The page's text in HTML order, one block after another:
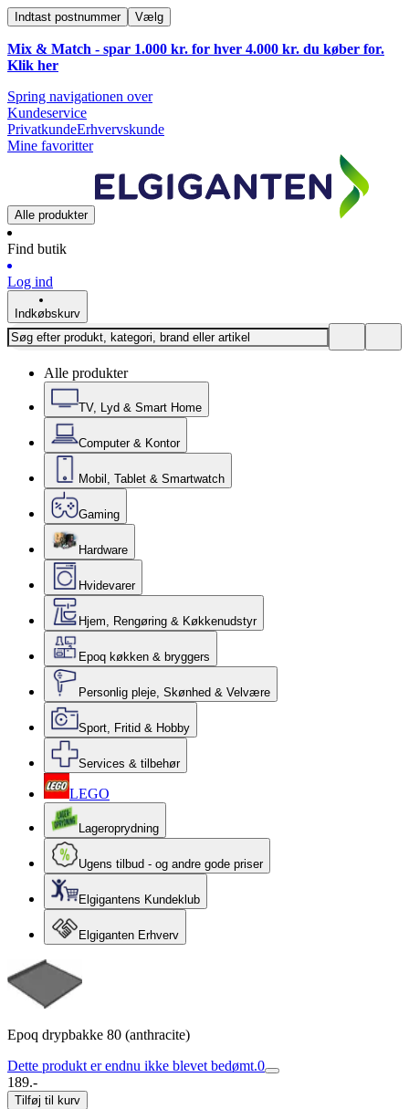
Indtast postnummer Vælg
Mix & Match - spar 1.000 kr. for hver 4.000 kr. du køber for.
Klik her
Spring navigationen over
Kundeservice
PrivatkundeErhvervskunde
Mine favoritter
Alle produkter
Find butik
Log ind
Indkøbskurv
Alle produkter
TV, Lyd & Smart Home
Computer & Kontor
Mobil, Tablet & Smartwatch
Gaming
Hardware
Hvidevarer
Hjem, Rengøring & Køkkenudstyr
Epoq køkken & bryggers
Personlig pleje, Skønhed & Velvære
Sport, Fritid & Hobby
Services & tilbehør
LEGO
Lageroprydning
Ugens tilbud - og andre gode priser
Elgigantens Kundeklub
Elgiganten Erhverv
Epoq drypbakke 80 (anthracite)
Dette produkt er endnu ikke blevet bedømt.0
189.-
Tilføj til kurv